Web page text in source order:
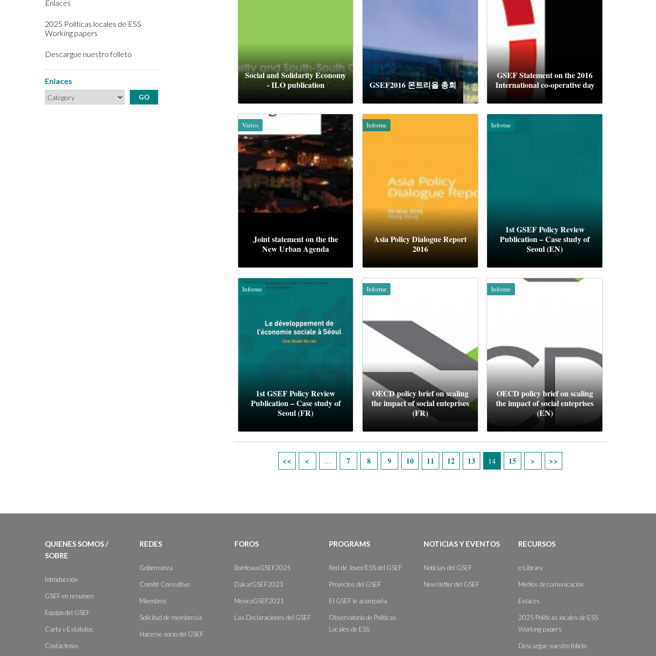
Enlaces
2025 Políticas locales de ESS
Working papers
Descargue nuestro folleto
Enlaces
Social and Solidarity Economy
- ILO publication
GSEF2016 몬트리올 총회
GSEF Statement on the 2016
International co-operative day
Varios
Joint statement on the the
New Urban Agenda
Informe
Asia Policy Dialogue Report
2016
Informe
1st GSEF Policy Review
Publication – Case study of
Seoul (EN)
Informe
1st GSEF Policy Review
Publication – Case study of
Seoul (FR)
Informe
OECD policy brief on scaling
the impact of social enteprises
(FR)
Informe
OECD policy brief on scaling
the impact of social enteprises
(EN)
… 7 8 9 10 11 12 13 14 15
QUIENES SOMOS /
SOBRE
Introducción
GSEF en resumen
Equipo del GSEF
Carta y Estatutos
Contáctenos
REDES
Gobernanza
Comité Consultivo
Miembros
Solicitud de membresía
Hacerse socio del GSEF
FOROS
BordeauxGSEF2025
DakarGSEF2023
MexicoGSEF2021
Las Declaraciones del GSEF
PROGRAMS
Red de Joven'ESS del GSEF
Proyectos del GSEF
El GSEF le acompaña
Observatorio de Políticas
Locales de ESS
NOTICIAS Y EVENTOS
Noticias del GSEF
Newsletter del GSEF
RECURSOS
e-Library
Medios de comunicación
Enlaces
2025 Políticas locales de ESS
Working papers
Descargue nuestro folleto